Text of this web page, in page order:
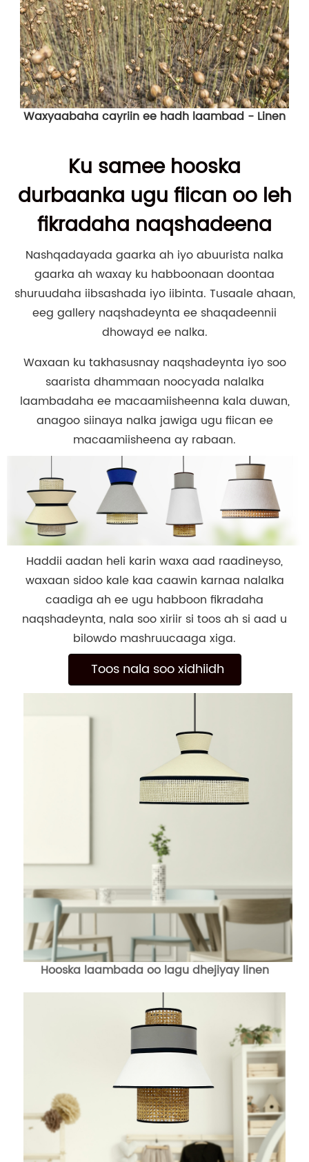
Waxyaabaha cayriin ee hadh laambad - Linen
Ku samee hooska
durbaanka ugu fiican oo leh
fikradaha naqshadeena
Nashqadayada gaarka ah iyo abuurista nalka
gaarka ah waxay ku habboonaan doontaa
shuruudaha iibsashada iyo iibinta. Tusaale ahaan,
eeg gallery naqshadeynta ee shaqadeennii
dhowayd ee nalka.
Waxaan ku takhasusnay naqshadeynta iyo soo
saarista dhammaan noocyada nalalka
laambadaha ee macaamiisheenna kala duwan,
anagoo siinaya nalka jawiga ugu fiican ee
macaamiisheena ay rabaan.
Haddii aadan heli karin waxa aad raadineyso,
waxaan sidoo kale kaa caawin karnaa nalalka
caadiga ah ee ugu habboon fikradaha
naqshadeynta, nala soo xiriir si toos ah si aad u
bilowdo mashruucaaga xiga.
Toos nala soo xidhiidh
Hooska laambada oo lagu dhejiyay linen